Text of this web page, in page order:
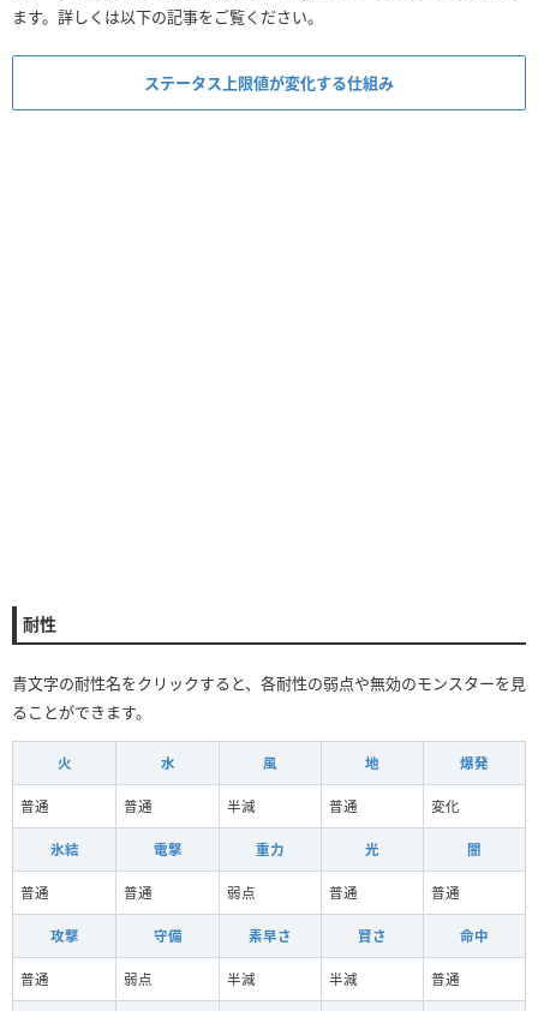
ます。詳しくは以下の記事をご覧ください。
ステータス上限値が変化する仕組み
耐性
青文字の耐性名をクリックすると、各耐性の弱点や無効のモンスターを見
ることができます。
火 水 風 地 爆発
普通 普通 半減 普通 変化
氷結 電撃 重力 光 闇
普通 普通 弱点 普通 普通
攻撃 守備 素早さ 賢さ 命中
普通 弱点 半減 半減 普通